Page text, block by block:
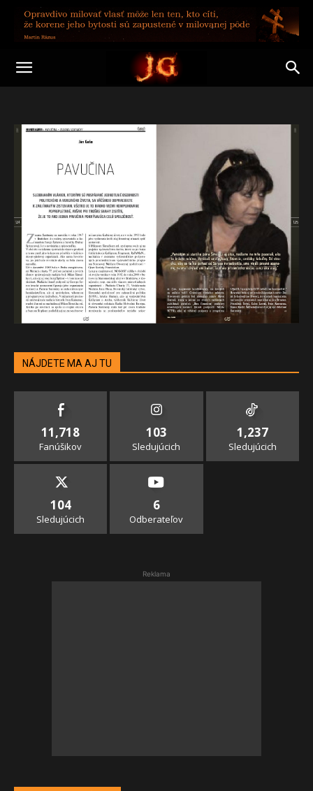
NÁJDETE MA AJ TU
11,718
Fanúšikov
103
Sledujúcich
1,237
Sledujúcich
104
Sledujúcich
6
Odberateľov
Reklama